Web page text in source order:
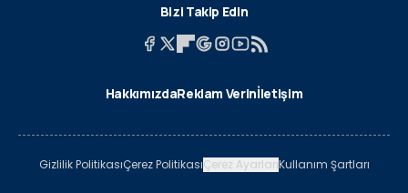
Bizi Takip Edin
HakkımızdaReklam Verinİletişim
Gizlilik PolitikasıÇerez PolitikasıÇerez AyarlarıKullanım Şartları